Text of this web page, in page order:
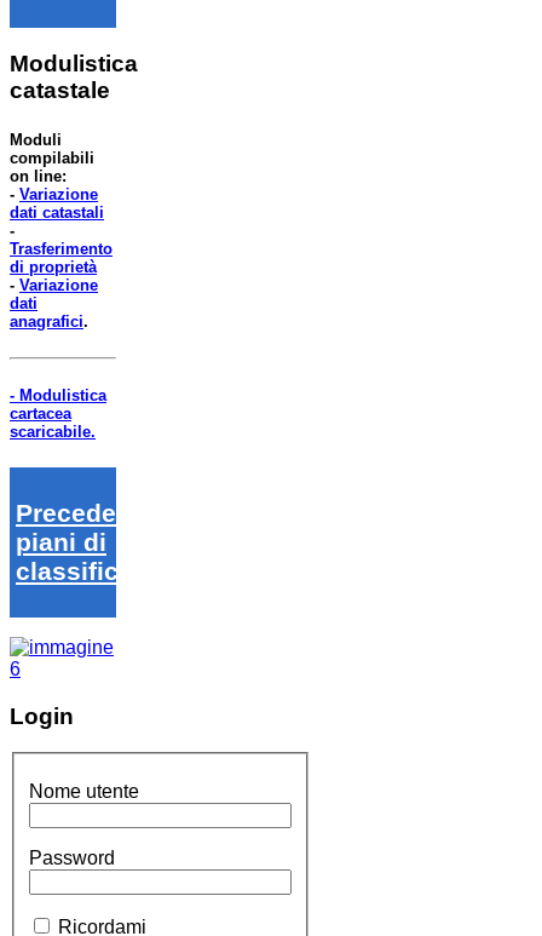
Modulistica
catastale
Moduli
compilabili
on line:
- Variazione
dati catastali
-
Trasferimento
di proprietà
- Variazione
dati
anagrafici.
- Modulistica
cartacea
scaricabile.
Precedenti
piani di
classifica
Login
Nome utente
Password
Ricordami